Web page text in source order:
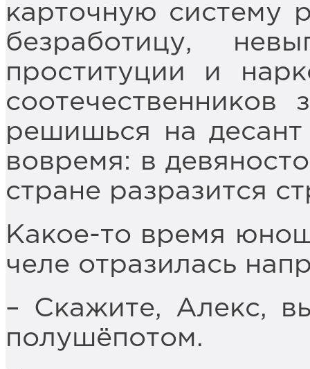
карточную систему
безработицу,
проституции и
решишься на
вовремя: в
стране разразится
Какое-то время
челе отразилась
– Скажите, Алекс,
полушёпотом.